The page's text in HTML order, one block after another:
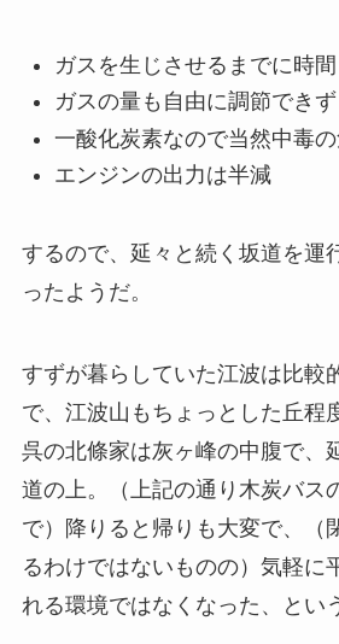
ガスを生じさせるまでに時
ガスの量も自由に調節できず
一酸化炭素なので当然中毒
エンジンの出力は半減
するので、延々と続く坂道を運
ったようだ。
すずが暮らしていた江波は比較
で、江波山もちょっとした丘程
呉の北條家は灰ヶ峰の中腹で、
道の上。（上記の通り木炭バス
で）降りると帰りも大変で、（
るわけではないものの）気軽に
れる環境ではなくなった、とい